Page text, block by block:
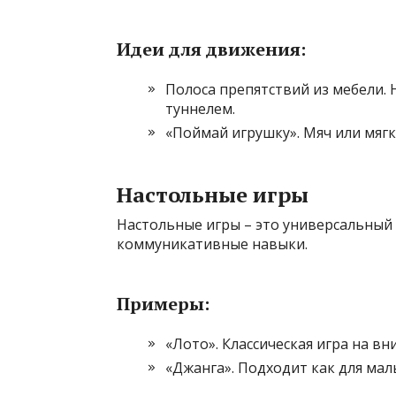
Идеи для движения:
Полоса препятствий из
туннелем.
«Поймай игрушку». Мяч или
Настольные игры
Настольные игры – это
коммуникативные навыки.
Примеры:
«Лото». Классическая игра на
«Джанга». Подходит как для